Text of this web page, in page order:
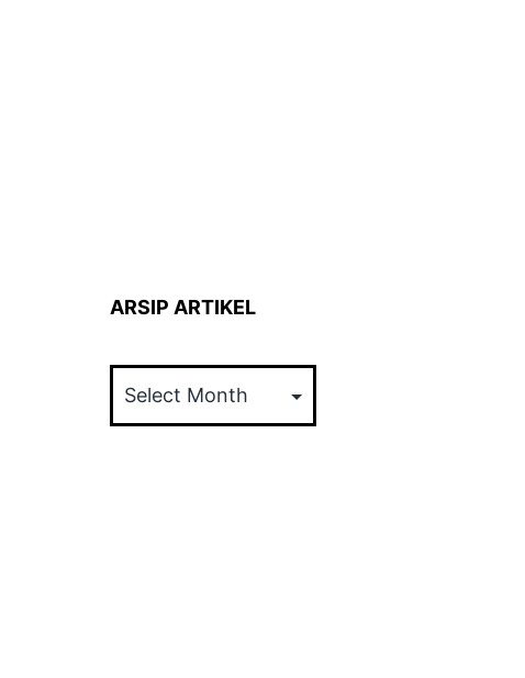
ARSIP ARTIKEL
ARTIKEL